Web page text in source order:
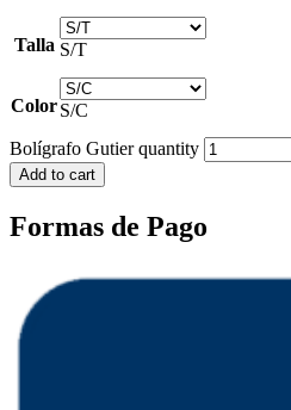
Talla S/T
ColorS/C
Bolígrafo Gutier quantity
Add to cart
Formas de Pago